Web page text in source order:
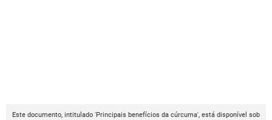
Este documento, intitulado 'Principais benefícios da cúrcuma', está disponível sob